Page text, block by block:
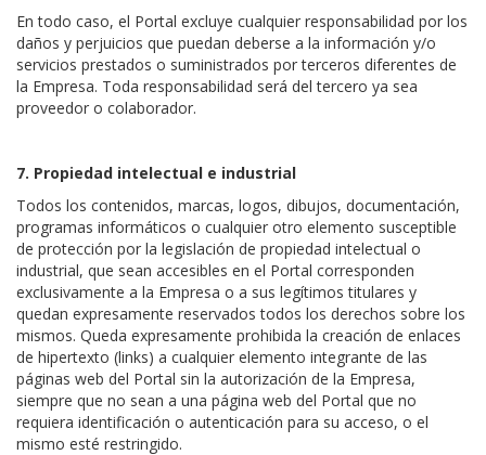
En todo caso, el Portal excluye cualquier responsabilidad por los
daños y perjuicios que puedan deberse a la información y/o
servicios prestados o suministrados por terceros diferentes de
la Empresa. Toda responsabilidad será del tercero ya sea
proveedor o colaborador.
7. Propiedad intelectual e industrial
Todos los contenidos, marcas, logos, dibujos, documentación,
programas informáticos o cualquier otro elemento susceptible
de protección por la legislación de propiedad intelectual o
industrial, que sean accesibles en el Portal corresponden
exclusivamente a la Empresa o a sus legítimos titulares y
quedan expresamente reservados todos los derechos sobre los
mismos. Queda expresamente prohibida la creación de enlaces
de hipertexto (links) a cualquier elemento integrante de las
páginas web del Portal sin la autorización de la Empresa,
siempre que no sean a una página web del Portal que no
requiera identificación o autenticación para su acceso, o el
mismo esté restringido.